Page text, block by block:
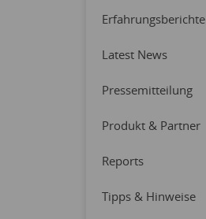
Erfahrungsberichte
Latest News
Pressemitteilung
Produkt & Partner
Reports
Tipps & Hinweise